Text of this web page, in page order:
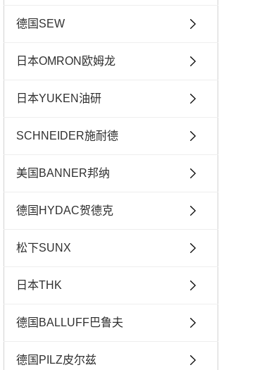
德国SEW
日本OMRON欧姆龙
日本YUKEN油研
SCHNEIDER施耐德
美国BANNER邦纳
德国HYDAC贺德克
松下SUNX
日本THK
德国BALLUFF巴鲁夫
德国PILZ皮尔兹